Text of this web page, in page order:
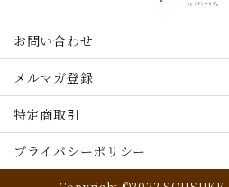
お問い合わせ
メルマガ登録
特定商取引
プライバシーポリシー